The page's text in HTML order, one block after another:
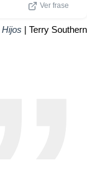
Ver frase
Hijos | Terry Southern